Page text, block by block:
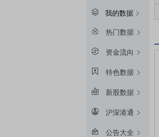
我的数据
热门数据
资金流向
特色数据
新股数据
沪深港通
公告大全